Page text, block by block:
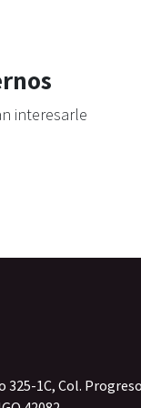
interesarle
325-1C, Col.